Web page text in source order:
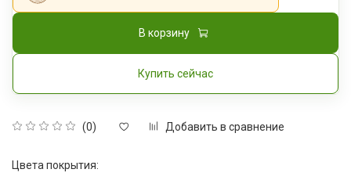
(0) Добавить в сравнение
В корзину
Купить сейчас
Цвета покрытия: